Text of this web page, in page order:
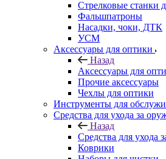
Стрелковые станки
Фальшпатроны
Насадки, чоки, ДТК
УСМ
Аксессуары для оптики
Назад
Аксессуары для
Прочие аксессуары
Чехлы для оптики
Инструменты для
Средства для ухода за
Назад
Средства для ухода
Коврики